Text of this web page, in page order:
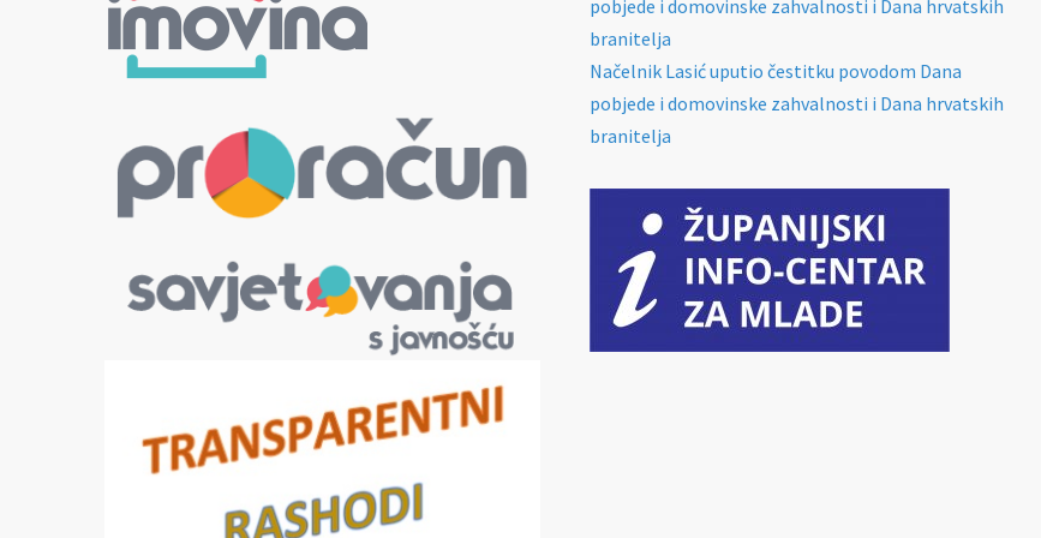
pobjede i domovinske zahvalnosti i Dana hrvatskih
branitelja
Načelnik Lasić uputio čestitku povodom Dana
pobjede i domovinske zahvalnosti i Dana hrvatskih
branitelja